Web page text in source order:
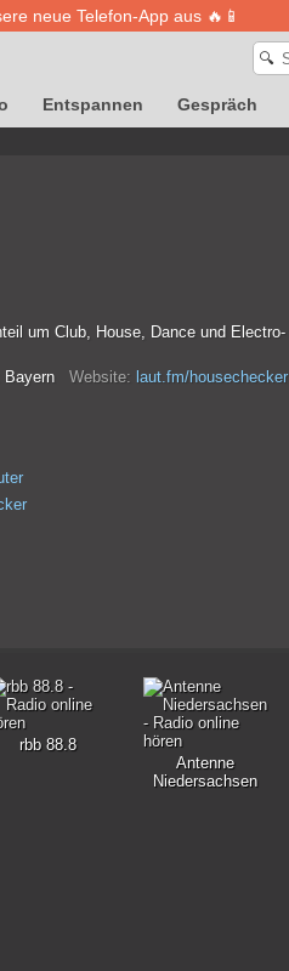
neue Telefon-App aus 🔥📱
🔍
Entspannen Gespräch
um Club, House, Dance und Electro-
Bayern Website: laut.fm/housechecker
rbb 88.8
Antenne
Niedersachsen